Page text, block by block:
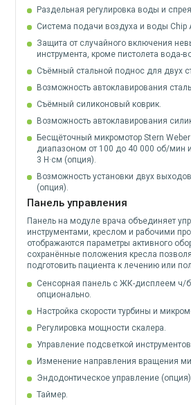
Раздельная регулировка воды и
Система подачи воздуха и воды Chip
Защита от случайного включения
инструмента, кроме пистолета вода-
Съёмный стальной поднос для двух
Возможность автоклавирования
Съёмный силиконовый коврик.
Возможность автоклавирования
Бесщёточный микромотор Stern
диапазоном от 100 до 40 000 об/мин
3 Н·см (опция).
Возможность установки двух
(опция).
Панель управления
Панель на модуле врача объединяет
инструментами, креслом и рабочими
отображаются параметры активного
сохранённые положения кресла
подготовить пациента к лечению или
Сенсорная панель с ЖК-дисплеем ч/
опционально.
Настройка скорости турбины и
Регулировка мощности скалера.
Управление подсветкой
Изменение направления вращения
Эндодонтическое управление
Таймер.